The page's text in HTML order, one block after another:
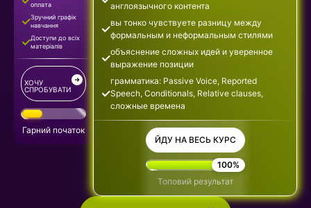
оплата
Зручний графік
навчання
Доступи до всіх
матеріалів
ХОЧУ
СПРОБУВАТИ
Гарний початок
англоязычного контента
вы тонко чувствуете разницу между
формальным и неформальным стилями
объяснение сложных идей и уверенное
выражение позиции
грамматика: Passive Voice, Reported
Speech, Conditionals, Relative clauses,
сложные времена
ЙДУ НА ВЕСЬ КУРС
100%
Топовий результат